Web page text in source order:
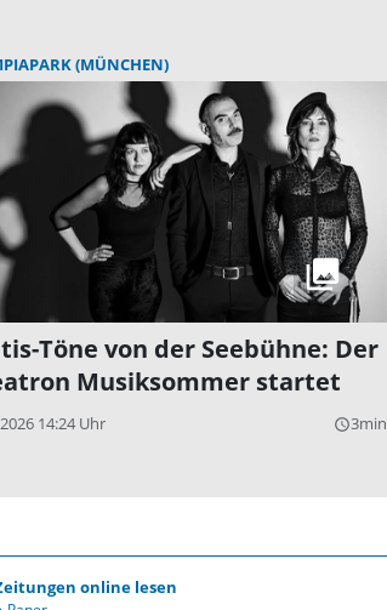
(MÜNCHEN)
Töne von der Seebühne: Der
Musiksommer startet
14:24 Uhr query_builder3min
online lesen